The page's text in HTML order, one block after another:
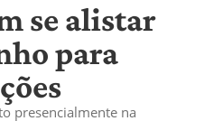
se alistar
para
presencialmente na